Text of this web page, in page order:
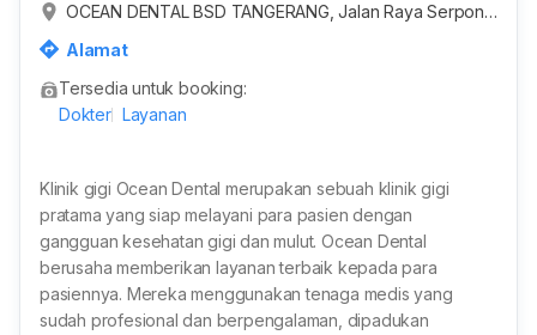
OCEAN DENTAL BSD TANGERANG, Jalan Raya Serpon
Alamat
Tersedia untuk booking:
Dokter Layanan
Klinik gigi Ocean Dental merupakan sebuah klinik gigi
pratama yang siap melayani para pasien dengan
gangguan kesehatan gigi dan mulut. Ocean Dental
berusaha memberikan layanan terbaik kepada para
pasiennya. Mereka menggunakan tenaga medis yang
sudah profesional dan berpengalaman, dipadukan